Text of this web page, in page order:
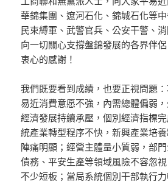
華錦集團、遼河石化、錦城石化等
民束縛軍、武警官兵、公安干警、
向一切關心支撐盤錦發展的各界伴
衷心的感謝！
我們既要看到成績，也要正視問題
易近消費意愿不強，內需總體偏弱
經濟發展持續承壓，個別經濟指標
統產業轉型程序不快，新興產業培
陣痛明顯；經營主體量小質弱，部
債務、平安生產等領域風險不容忽
不少短板；當局系統個別干部執行